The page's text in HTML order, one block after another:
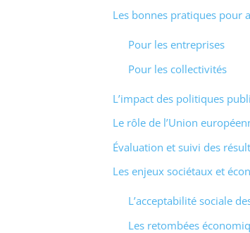
Les bonnes pratiques pour
Pour les entreprises
Pour les collectivités
L’impact des politiques
Le rôle de l’Union
Évaluation et suivi des
Les enjeux sociétaux et
L’acceptabilité sociale
Les retombées